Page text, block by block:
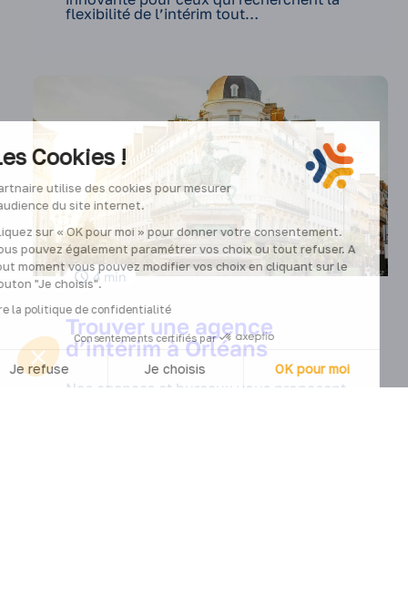
flexibilité de l’intérim tout…
4 min
Trouver une agence
d’intérim à Orléans
Nos agences et bureaux vous proposent
Les Cookies !
Partnaire utilise des cookies pour mesurer
l’audience du site internet.
Cliquez sur « OK pour moi » pour donner votre consentement.
Vous pouvez également paramétrer vos choix ou tout refuser. A
tout moment vous pouvez modifier vos choix en cliquant sur le
bouton "Je choisis".
Lire la politique de confidentialité
Consentements certifiés par
Je refuse Je choisis
OK pour moi